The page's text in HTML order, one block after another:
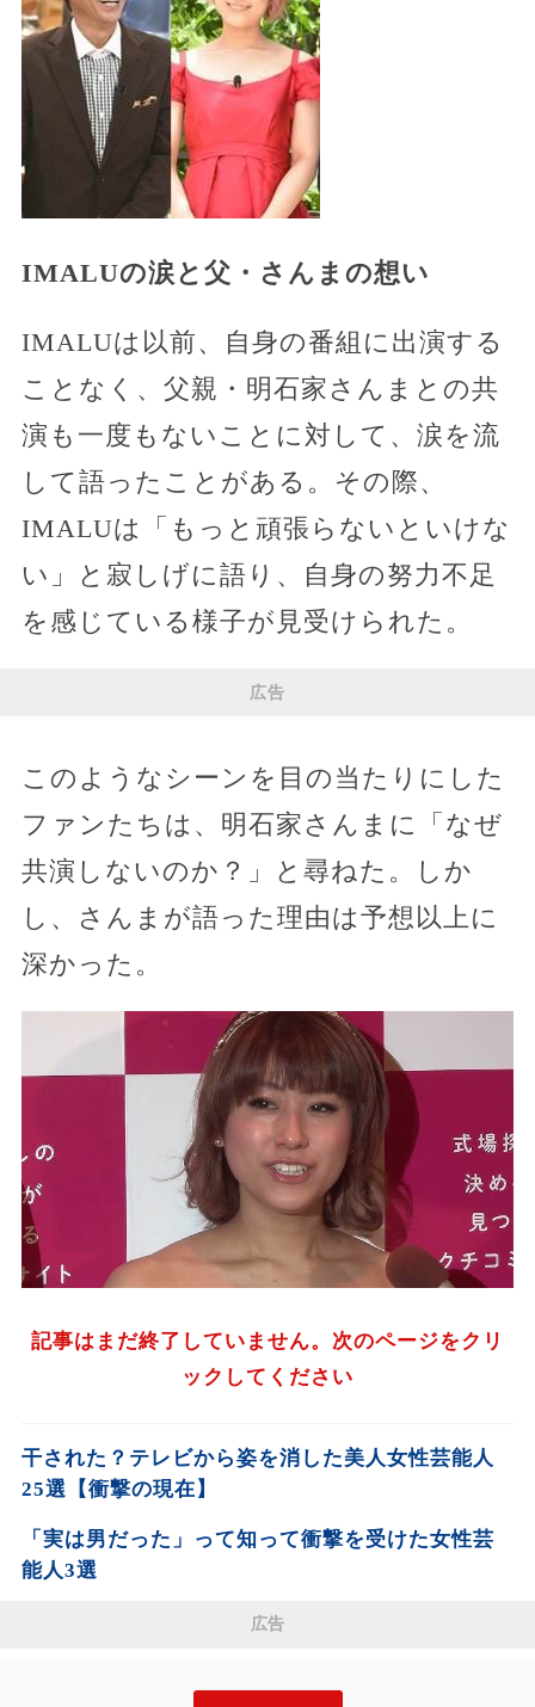
IMALUの涙と父・さんまの想い
IMALUは以前、自身の番組に出演する
ことなく、父親・明石家さんまとの共
演も一度もないことに対して、涙を流
して語ったことがある。その際、
IMALUは「もっと頑張らないといけな
い」と寂しげに語り、自身の努力不足
を感じている様子が見受けられた。
広告
このようなシーンを目の当たりにした
ファンたちは、明石家さんまに「なぜ
共演しないのか？」と尋ねた。しか
し、さんまが語った理由は予想以上に
深かった。
記事はまだ終了していません。次のページをクリ
ックしてください
干された？テレビから姿を消した美人女性芸能人
25選【衝撃の現在】
「実は男だった」って知って衝撃を受けた女性芸
能人3選
広告